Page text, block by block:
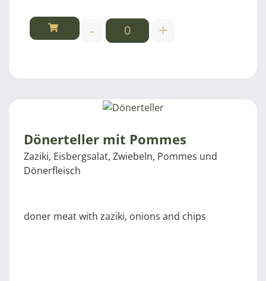
- +
Dönerteller mit Pommes
Zaziki, Eisbergsalat, Zwiebeln, Pommes und
Dönerfleisch
doner meat with zaziki, onions and chips